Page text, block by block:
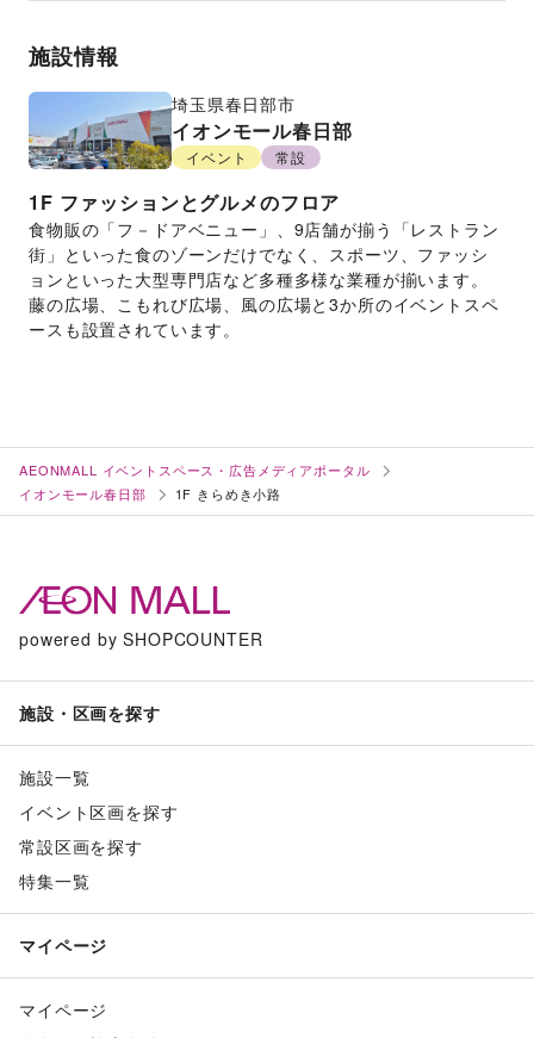
施設情報
埼玉県春日部市
イオンモール春日部
イベント 常設
1F ファッションとグルメのフロア
食物販の「フ－ドアベニュー」、9店舗が揃う「レストラン
街」といった食のゾーンだけでなく、スポーツ、ファッシ
ョンといった大型専門店など多種多様な業種が揃います。
藤の広場、こもれび広場、風の広場と3か所のイベントスペ
ースも設置されています。
AEONMALL イベントスペース・広告メディアポータル
イオンモール春日部
1F きらめき小路
powered by SHOPCOUNTER
施設・区画を探す
施設一覧
イベント区画を探す
常設区画を探す
特集一覧
マイページ
マイページ